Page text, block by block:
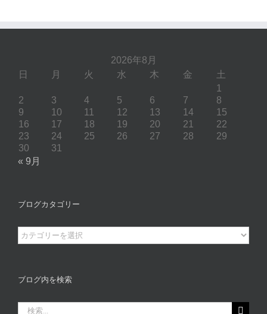
2026年8月
日
月 火 水 木 金
土
1
2
3 4 5 6 7
8
9
10 11 12 13 14
15
16
17 18 19 20 21
22
23
24 25 26 27 28
29
30
31
« 9月
ブログカタゴリー
ブ
ロ
カ
ゴ
ブログ内を検索